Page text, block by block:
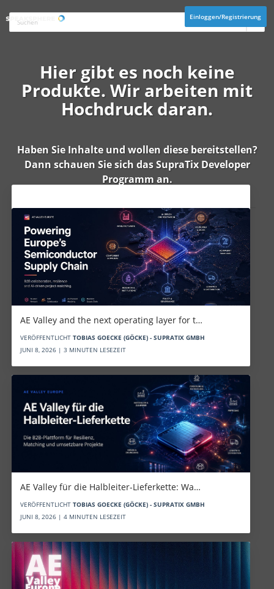
Einloggen/Registrierung
Hier gibt es noch keine
Produkte. Wir arbeiten mit
Hochdruck daran.
Haben Sie Inhalte und wollen diese bereitstellen?
Dann schauen Sie sich dasSupraTix Developer
Programm an.
AE Valley and the next operating layer for t…
VERÖFFENTLICHT TOBIAS GOECKE (GÖCKE) - SUPRATIX GMBH
JUNI 8, 2026 | 3 MINUTEN LESEZEIT
AE Valley für die Halbleiter-Lieferkette: Wa…
VERÖFFENTLICHT TOBIAS GOECKE (GÖCKE) - SUPRATIX GMBH
JUNI 8, 2026 | 4 MINUTEN LESEZEIT